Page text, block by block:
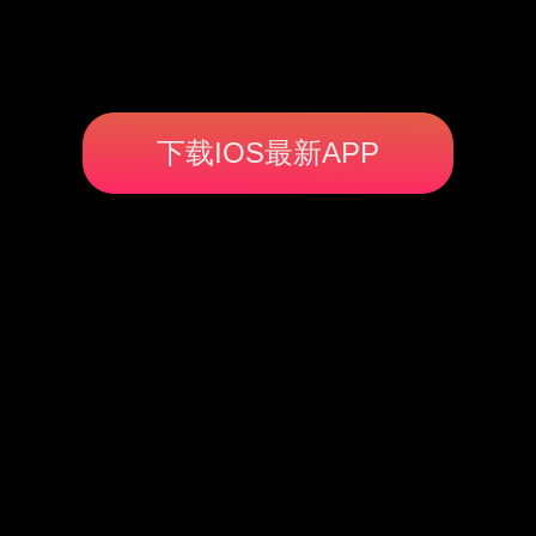
下载IOS最新APP